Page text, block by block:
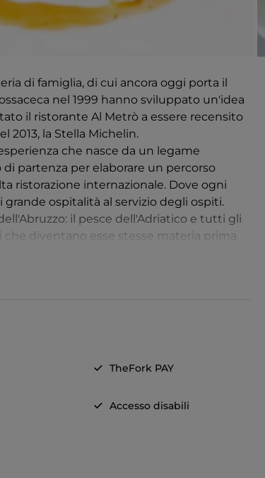
di famiglia, di cui ancora oggi porta il
nel 1999 hanno sviluppato un'idea
il ristorante Al Metrò a essere recensito
2013, la Stella Michelin.
che nasce da un legame
partenza per elaborare un percorso
ristorazione internazionale. Dove ogni
ospitalità al servizio degli ospiti.
il pesce dell'Adriatico e tutti gli
diventano esse stesse materia prima
a partire da una profonda radice
TheFork PAY
Accesso disabili